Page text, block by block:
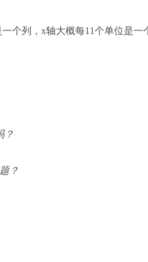
个列，x轴大概每11个单位是一
？
？